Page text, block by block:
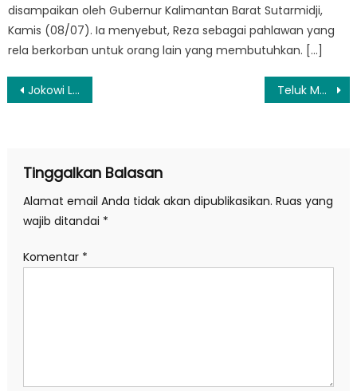
disampaikan oleh Gubernur Kalimantan Barat Sutarmidji,
Kamis (08/07). Ia menyebut, Reza sebagai pahlawan yang
rela berkorban untuk orang lain yang membutuhkan. […]
Navigasi
Jokowi Lantik 3 Wakil Menteri Baru, Eks Asisten Prabowo Jadi Wamentan Teluk Mamuju Potensi Wisata Healing Kelas Dunia
Tinggalkan Balasan
Alamat email Anda tidak akan dipublikasikan. Ruas yang
wajib ditandai *
Komentar *